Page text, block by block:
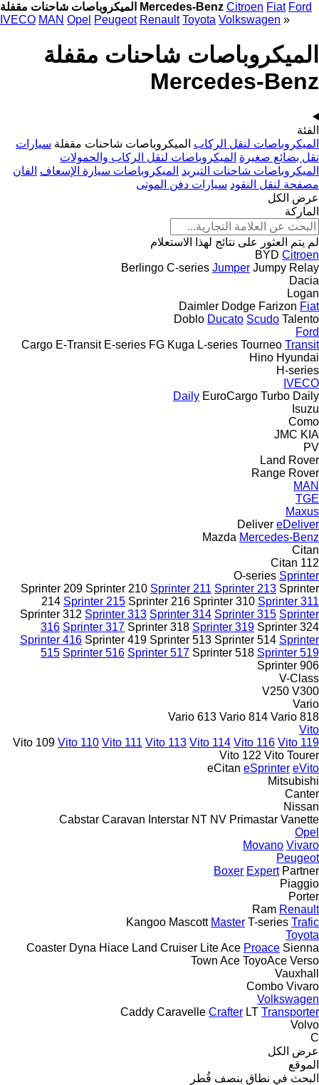
الميكروباصات شاحنات مقفلة Mercedes-Benz Citroen Fiat Ford
IVECO MAN Opel Peugeot Renault Toyota Volkswagen »
الميكروباصات شاحنات مقفلة
Mercedes-Benz
الفئة
الميكروباصات لنقل الركاب الميكروباصات شاحنات مقفلة سيارات
نقل بضائع صغيرة الميكروباصات لنقل الركاب والحمولات
الميكروباصات شاحنات التبريد الميكروباصات سيارة الإسعاف الفان
مصفحة لنقل النقود سيارات دفن الموتى
عرض الكل
الماركة
لم يتم العثور على نتائج لهذا الاستعلام
BYD Citroen
Berlingo C-series Jumper Jumpy Relay
Dacia
Logan
Daimler Dodge Farizon Fiat
Doblo Ducato Scudo Talento
Ford
Cargo E-Transit E-series FG Kuga L-series Tourneo Transit
Hino Hyundai
H-series
IVECO
Daily EuroCargo Turbo Daily
Isuzu
Como
JMC KIA
PV
Land Rover
Range Rover
MAN
TGE
Maxus
Deliver eDeliver
Mazda Mercedes-Benz
Citan
Citan 112
O-series Sprinter
Sprinter 209 Sprinter 210 Sprinter 211 Sprinter 213 Sprinter
214 Sprinter 215 Sprinter 216 Sprinter 310 Sprinter 311
Sprinter 312 Sprinter 313 Sprinter 314 Sprinter 315 Sprinter
316 Sprinter 317 Sprinter 318 Sprinter 319 Sprinter 324
Sprinter 416 Sprinter 419 Sprinter 513 Sprinter 514 Sprinter
515 Sprinter 516 Sprinter 517 Sprinter 518 Sprinter 519
Sprinter 906
V-Class
V250 V300
Vario
Vario 613 Vario 814 Vario 818
Vito
Vito 109 Vito 110 Vito 111 Vito 113 Vito 114 Vito 116 Vito 119
Vito 122 Vito Tourer
eCitan eSprinter eVito
Mitsubishi
Canter
Nissan
Cabstar Caravan Interstar NT NV Primastar Vanette
Opel
Movano Vivaro
Peugeot
Boxer Expert Partner
Piaggio
Porter
Ram Renault
Kangoo Mascott Master T-series Trafic
Toyota
Coaster Dyna Hiace Land Cruiser Lite Ace Proace Sienna
Town Ace ToyoAce Verso
Vauxhall
Combo Vivaro
Volkswagen
Caddy Caravelle Crafter LT Transporter
Volvo
C
عرض الكل
الموقع
البحث في نطاق بنصف قُطر